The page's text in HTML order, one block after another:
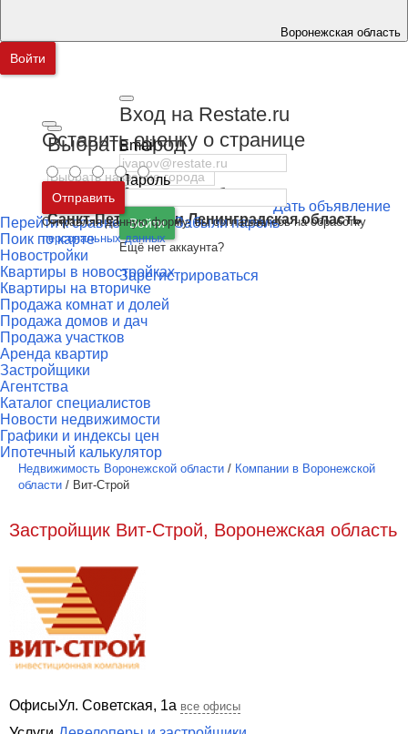
Воронежская область
Войти
Дать объявление
Перейти к сравнению
Поик по карте
Новостройки
Квартиры в новостройках
Квартиры на вторичке
Продажа комнат и долей
Продажа домов и дач
Продажа участков
Аренда квартир
Застройщики
Агентства
Каталог специалистов
Новости недвижимости
Графики и индексы цен
Ипотечный калькулятор
Выбрать город
Москва и
Московская область
Санкт-Петербург иЛенинградская область
Вход на Restate.ru
Email
Пароль
Войти Забыли пароль
Ещё нет аккаунта?
Зарегистрироваться
Недвижимость Воронежской области / Компании в Воронежской
области / Вит-Строй
Застройщик Вит-Строй, Воронежская область
ОфисыУл. Советская, 1а все офисы
Оставить оценку о странице
Отправить
Отправляя данную форму, вы соглашаетесь на обработку
персональных данных